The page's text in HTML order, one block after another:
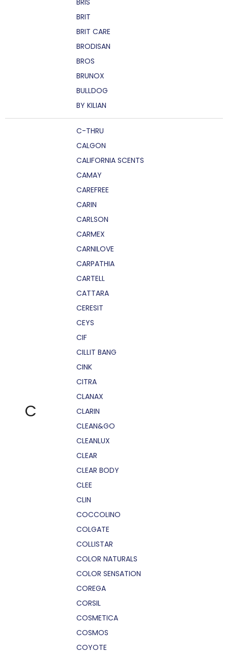
BRIS
BRIT
BRIT CARE
BRODISAN
BROS
BRUNOX
BULLDOG
BY KILIAN
C
C-THRU
CALGON
CALIFORNIA SCENTS
CAMAY
CAREFREE
CARIN
CARLSON
CARMEX
CARNILOVE
CARPATHIA
CARTELL
CATTARA
CERESIT
CEYS
CIF
CILLIT BANG
CINK
CITRA
CLANAX
CLARIN
CLEAN&GO
CLEANLUX
CLEAR
CLEAR BODY
CLEE
CLIN
COCCOLINO
COLGATE
COLLISTAR
COLOR NATURALS
COLOR SENSATION
COREGA
CORSIL
COSMETICA
COSMOS
COYOTE